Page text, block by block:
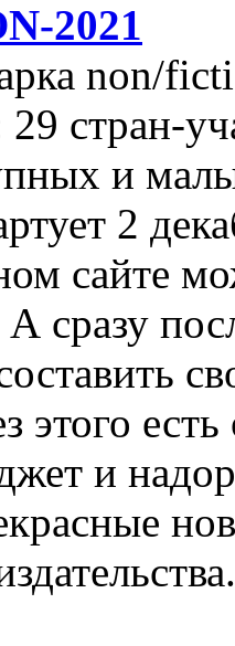
2021
non/
29 стран-
и
2
сайте
сразу
этого есть
и